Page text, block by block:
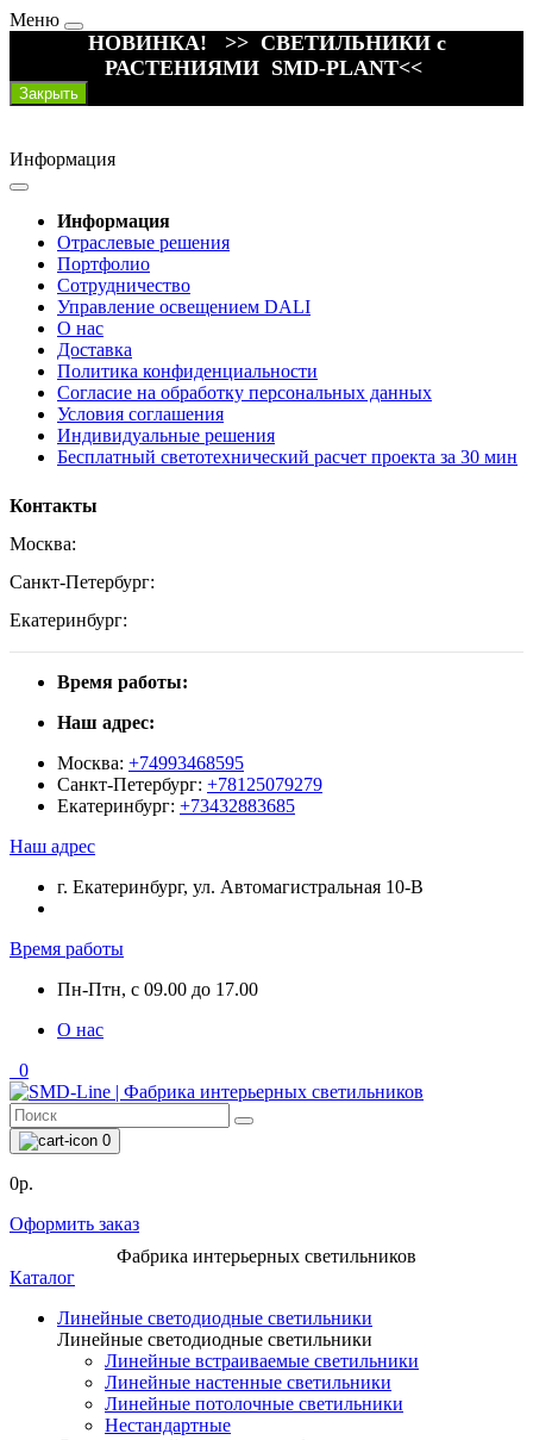
Меню
НОВИНКА! >> СВЕТИЛЬНИКИ с
РАСТЕНИЯМИ SMD-PLANT<<
Закрыть
Информация
Информация
Отраслевые решения
Портфолио
Сотрудничество
Управление освещением DALI
О нас
Доставка
Политика конфиденциальности
Согласие на обработку персональных данных
Условия соглашения
Индивидуальные решения
Бесплатный светотехнический расчет проекта за 30 мин
Контакты
Москва:
Санкт-Петербург:
Екатеринбург:
Время работы:
Наш адрес:
Москва: +74993468595
Санкт-Петербург: +78125079279
Екатеринбург: +73432883685
Наш адрес
г. Екатеринбург, ул. Автомагистральная 10-В
Время работы
Пн-Птн, с 09.00 до 17.00
О нас
0
0
0р.
Оформить заказ
Фабрика интерьерных светильников
Каталог
Линейные светодиодные светильники
Линейные светодиодные светильники
Линейные встраиваемые светильники
Линейные настенные светильники
Линейные потолочные светильники
Нестандартные